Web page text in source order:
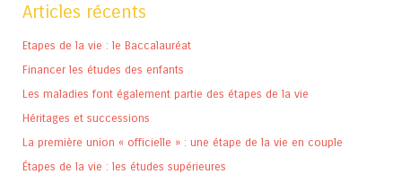
Articles récents
Etapes de la vie : le Baccalauréat
Financer les études des enfants
Les maladies font également partie des étapes de la vie
Héritages et successions
La première union « officielle » : une étape de la vie en couple
Étapes de la vie : les études supérieures